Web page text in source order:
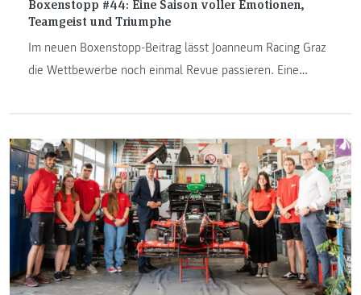
Boxenstopp #44: Eine Saison voller Emotionen,
Teamgeist und Triumphe
Im neuen Boxenstopp-Beitrag lässt Joanneum Racing Graz
die Wettbewerbe noch einmal Revue passieren. Eine